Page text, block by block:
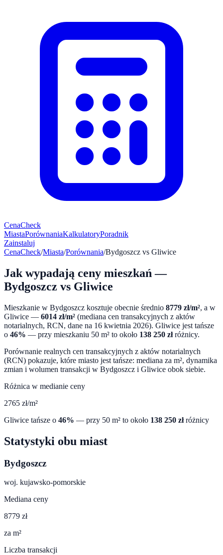
CenaCheck
MiastaPorównaniaKalkulatoryPoradnik
Zainstaluj
CenaCheck/Miasta/Porównania/Bydgoszcz vs Gliwice
Jak wypadają ceny mieszkań —
Bydgoszcz vs Gliwice
Mieszkanie w Bydgoszcz kosztuje obecnie średnio 8779 zł/m², a w
Gliwice — 6014 zł/m² (mediana cen transakcyjnych z aktów
notarialnych, RCN, dane na 16 kwietnia 2026). Gliwice jest tańsze
o 46% — przy mieszkaniu 50 m² to około 138 250 złróżnicy.
Porównanie realnych cen transakcyjnych z aktów notarialnych
(RCN) pokazuje, które miasto jest tańsze: mediana za m², dynamika
zmian i wolumen transakcji w Bydgoszcz i Gliwice obok siebie.
Różnica w medianie ceny
2765 zł/m²
Gliwice tańsze o 46% — przy 50 m² to około 138 250 złróżnicy
Statystyki obu miast
Bydgoszcz
woj. kujawsko-pomorskie
Mediana ceny
8779 zł
za m²
Liczba transakcji